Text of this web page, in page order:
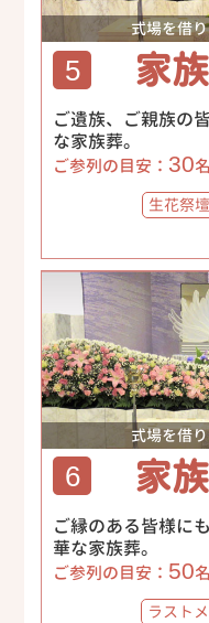
式場を借
5 家
ご遺族、ご親族の
な家族葬。
ご参列の目安： 30
生花祭壇
式場を借
6 家
ご縁のある皆様に
華な家族葬。
ご参列の目安： 50
ラスト